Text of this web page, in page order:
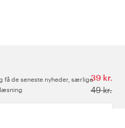
39 kr.
49 kr.
få de seneste nyheder, særlige